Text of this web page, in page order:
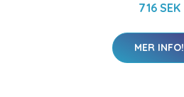
716 SEK
MER INFO!